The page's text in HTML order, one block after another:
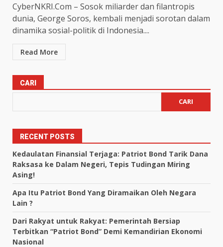
CyberNKRI.Com – Sosok miliarder dan filantropis
dunia, George Soros, kembali menjadi sorotan dalam
dinamika sosial-politik di Indonesia....
Read More
CARI
CARI
RECENT POSTS
Kedaulatan Finansial Terjaga: Patriot Bond Tarik Dana
Raksasa ke Dalam Negeri, Tepis Tudingan Miring
Asing!
Apa Itu Patriot Bond Yang Diramaikan Oleh Negara
Lain ?
Dari Rakyat untuk Rakyat: Pemerintah Bersiap
Terbitkan “Patriot Bond” Demi Kemandirian Ekonomi
Nasional